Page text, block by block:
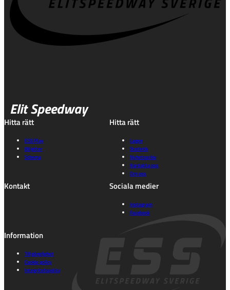
Elit Speedway
Hitta rätt
ESS Play
Biljetter
Schema
Hitta rätt
Lagen
Statistik
Nyhetsarkiv
Kontakta oss
Om oss
Kontakt Sociala medier
Instagram
Facebook
Information
Tillgänglighet
Cookie policy
Integritetspolicy